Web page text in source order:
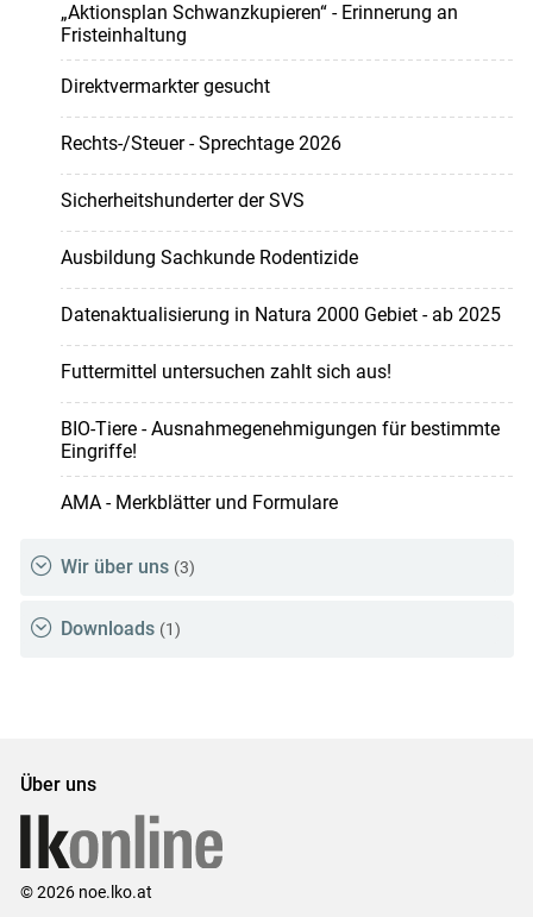
„Aktionsplan Schwanzkupieren“ - Erinnerung an
Fristeinhaltung
Direktvermarkter gesucht
Rechts-/Steuer - Sprechtage 2026
Sicherheitshunderter der SVS
Ausbildung Sachkunde Rodentizide
Datenaktualisierung in Natura 2000 Gebiet - ab 2025
Futtermittel untersuchen zahlt sich aus!
BIO-Tiere - Ausnahmegenehmigungen für bestimmte
Eingriffe!
AMA - Merkblätter und Formulare
Wir über uns (3)
Downloads (1)
Über uns
© 2026 noe.lko.at